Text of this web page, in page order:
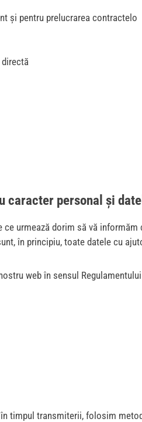
și pentru prelucrarea contractelo
personal și
urmează dorim să vă
în principiu, toate datele cu
web în sensul
timpul transmiterii, folosim